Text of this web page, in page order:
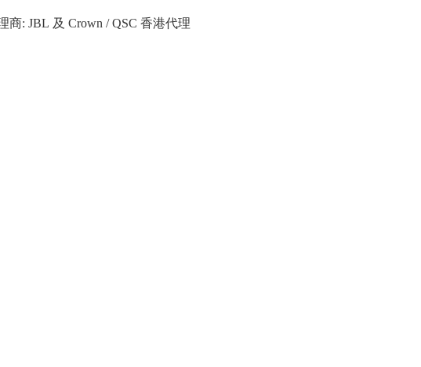
商: JBL 及 Crown / QSC 香港代理